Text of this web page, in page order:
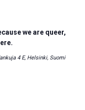
we are queer,
4 E, Helsinki, Suomi